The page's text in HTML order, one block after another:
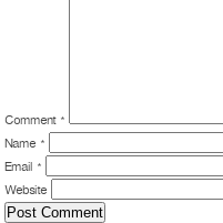
Comment *
Name *
Email *
Website